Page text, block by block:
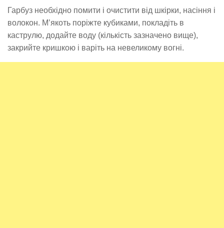
Гарбуз необхідно помити і очистити від шкірки, насіння і
волокон. М’якоть поріжте кубиками, покладіть в
каструлю, додайте воду (кількість зазначено вище),
закрийте кришкою і варіть на невеликому вогні.